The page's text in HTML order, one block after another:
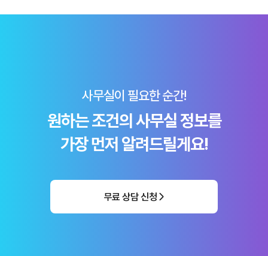
사무실이 필요한 순간!
원하는 조건의 사무실 정보를
가장 먼저 알려드릴게요!
무료 상담 신청